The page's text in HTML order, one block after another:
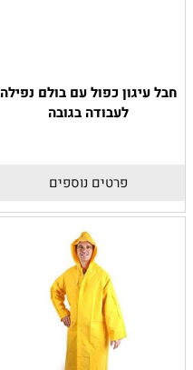
חבל עיגון כפול עם בולם נפילה
לעבודה בגובה
פרטים נוספים